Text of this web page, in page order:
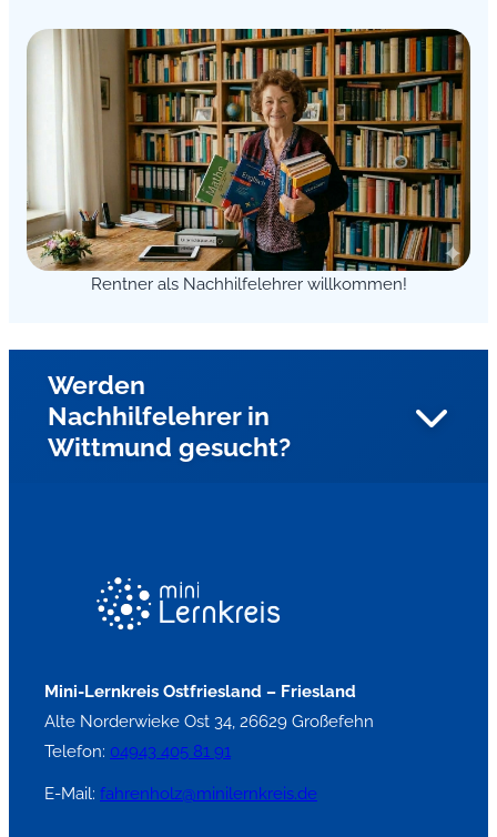
Rentner als Nachhilfelehrer willkommen!
Werden
Nachhilfelehrer in
Wittmund gesucht?
Deutsch, Englisch in der Stadt Wittmund und Umgebung.
Mini-Lernkreis Ostfriesland – Friesland
Alte Norderwieke Ost 34, 26629 Großefehn
Telefon: 04943 405 81 91
E-Mail: fahrenholz@minilernkreis.de